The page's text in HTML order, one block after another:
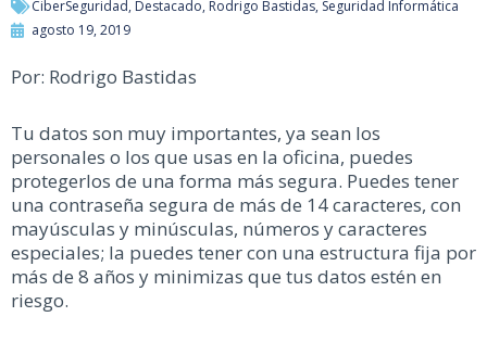
CiberSeguridad, Destacado, Rodrigo Bastidas, Seguridad Informática
agosto 19, 2019
Por: Rodrigo Bastidas
Tu datos son muy importantes, ya sean los
personales o los que usas en la oficina, puedes
protegerlos de una forma más segura. Puedes tener
una contraseña segura de más de 14 caracteres, con
mayúsculas y minúsculas, números y caracteres
especiales; la puedes tener con una estructura fija por
más de 8 años y minimizas que tus datos estén en
riesgo.